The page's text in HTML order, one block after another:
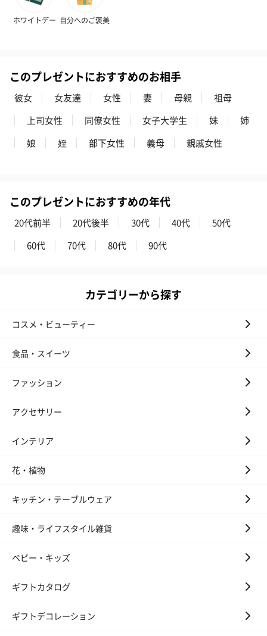
プレミアムビール イネ
実楽山田錦 特別純米
ジョニ－ウ
円）
す。
のオイル漬（981円）
ホワイトデー 自分へのご褒美
このプレゼントにおすすめのお相手
彼女 女友達 女性 妻 母親
祖母
上司女性
同僚女性 女子大学生 妹
姉
娘
姪 部下女性 義母 親戚女性
このプレゼントにおすすめの年代
20代前半 20代後半 30代 40代
50代
60代
70代 80代 90代
カテゴリーから探す
コスメ・ビューティー
食品・スイーツ
ファッション
アクセサリー
インテリア
花・植物
キッチン・テーブルウェア
趣味・ライフスタイル雑貨
ベビー・キッズ
ギフトカタログ
ギフトデコレーション